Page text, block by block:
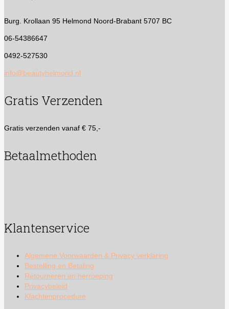
Burg. Krollaan 95 Helmond Noord-Brabant 5707 BC
06-54386647
0492-527530
info@beautyhelmond.nl
Gratis Verzenden
Gratis verzenden vanaf € 75,-
Betaalmethoden
Klantenservice
Algemene Voorwaarden & Privacy verklaring
Bestelling en Betaling
Retourneren en herroeping
Privacybeleid
Klachtenprocedure